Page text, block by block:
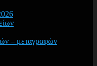
– μεταγραφών